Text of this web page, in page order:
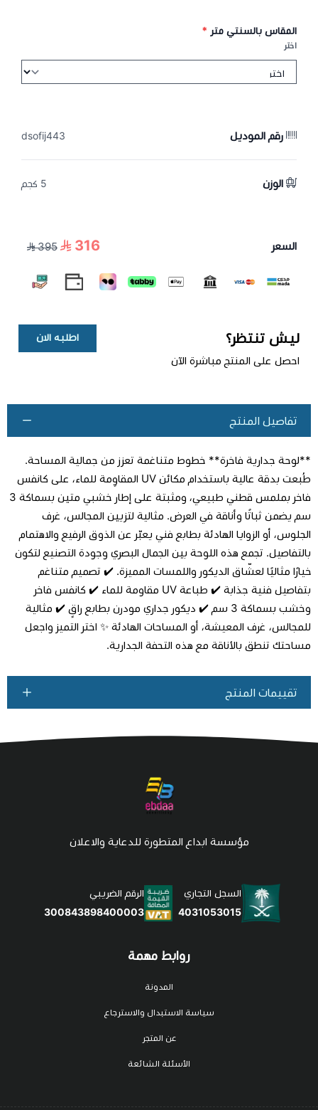
المقاس بالسنتي متر *
اختر
رقم الموديل dsofij443
الوزن 5 كجم
السعر 316
395
ليش تنتظر؟
احصل على المنتج مباشرة الآن
اطلبه الان
اطلب المنتج
تفاصيل المنتج
**لوحة جدارية فاخرة** خطوط متناغمة تعزز من جمالية المساحة.
طُبعت بدقة عالية باستخدام مكائن UV المقاوِمة للماء، على كانفس
فاخر بملمس قطني طبيعي، ومثبتة على إطار خشبي متين بسماكة 3
سم يضمن ثباتًا وأناقة في العرض. مثالية لتزيين المجالس، غرف
الجلوس، أو الزوايا الهادئة بطابع فني يعبّر عن الذوق الرفيع والاهتمام
بالتفاصيل. تجمع هذه اللوحة بين الجمال البصري وجودة التصنيع لتكون
خيارًا مثاليًا لعشّاق الديكور واللمسات المميزة. ✔️ تصميم متناغم
بتفاصيل فنية جذابة ✔️ طباعة UV مقاومة للماء ✔️ كانفس فاخر
وخشب بسماكة 3 سم ✔️ ديكور جداري مودرن بطابع راقٍ ✔️ مثالية
للمجالس، غرف المعيشة، أو المساحات الهادئة ✨ اختر التميز واجعل
مساحتك تنطق بالأناقة مع هذه التحفة الجدارية.
تقييمات المنتج
روابط مهمة
المدونة
سياسة الاستبدال والاسترجاع
عن المتجر
الأسئلة الشائعة
مؤسسة ابداع المتطورة للدعاية والاعلان
السجل التجاري
4031053015
الرقم الضريبي
300843898400003